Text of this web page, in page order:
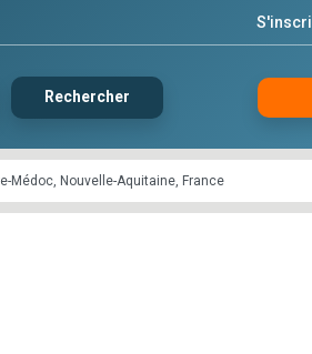
Rechercher